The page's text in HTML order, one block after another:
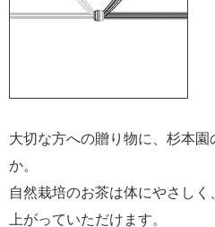
大切な方への贈り物に、杉本園
か。
自然栽培のお茶は体にやさし
上がっていただけます。